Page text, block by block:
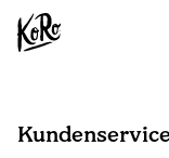
Kundenservice